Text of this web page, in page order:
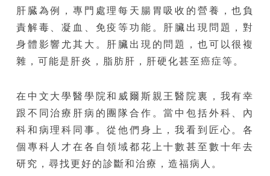
肝臓為例，專門處理每天腸胃吸收的營養，也負
責解毒、凝血、免疫等功能。肝臟出現問題，對
身體影響尤其大。肝臟出現的問題，也可以很複
雜，可能是肝炎，脂肪肝，肝硬化甚至癌症等。
在中文大學醫學院和威爾斯親王醫院裏，我有幸
跟不同治療肝病的團隊合作。當中包括外科、內
科和病理科同事。從他們身上，我看到匠心。各
個專科人才在各自領域都花上十數甚至數十年去
研究，尋找更好的診斷和治療，造福病人。